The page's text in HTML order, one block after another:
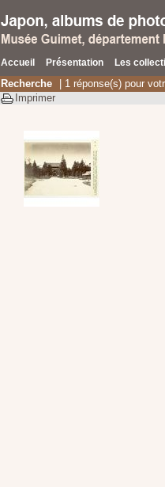
Accueil Présentation Les
Recherche
| 1 réponse(s) pour
Imprimer